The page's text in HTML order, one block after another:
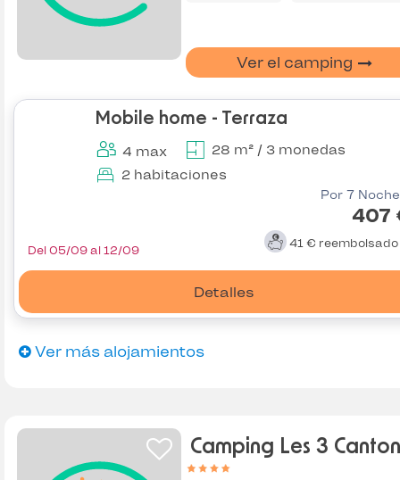
Ver el camping
Mobile home - Terraza
4 max
28 m² / 3 monedas
2 habitaciones
Por 7
407
41 € reembolsado
Detalles
Del 05/09 al 12/09
Ver más alojamientos
Camping Les 3